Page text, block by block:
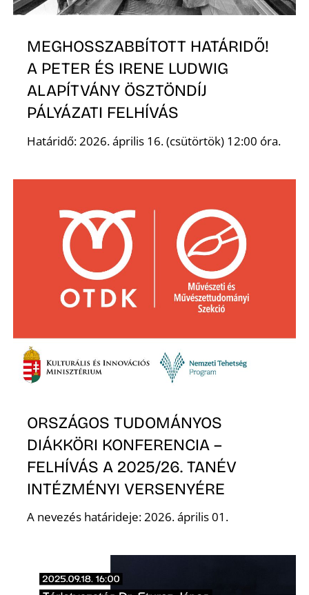
MEGHOSSZABBÍTOTT HATÁRIDŐ!
A PETER ÉS IRENE LUDWIG
ALAPÍTVÁNY ÖSZTÖNDÍJ
PÁLYÁZATI FELHÍVÁS
Határidő: 2026. április 16. (csütörtök) 12:00 óra.
ORSZÁGOS TUDOMÁNYOS
DIÁKKÖRI KONFERENCIA –
FELHÍVÁS A 2025/26. TANÉV
INTÉZMÉNYI VERSENYÉRE
A nevezés határideje: 2026. április 01.